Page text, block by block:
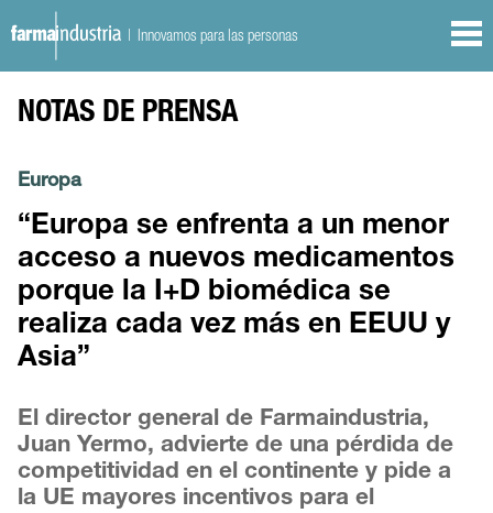
| Innovamos para las personas
NOTAS DE PRENSA
Europa
“Europa se enfrenta a un menor
acceso a nuevos medicamentos
porque la I+D biomédica se
realiza cada vez más en EEUU y
Asia”
El director general de Farmaindustria,
Juan Yermo, advierte de una pérdida de
competitividad en el continente y pide a
la UE mayores incentivos para el